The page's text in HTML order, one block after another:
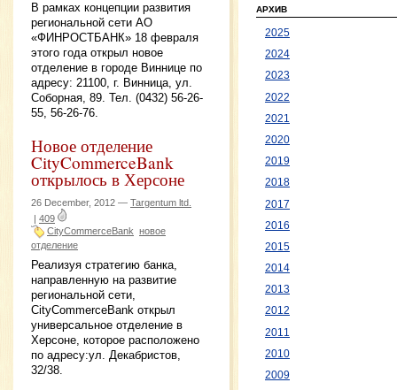
В рамках концепции развития
региональной сети АО
«ФИНРОСТБАНК» 18 февраля
этого года открыл новое
отделение в городе Виннице по
адресу: 21100, г. Винница, ул.
Соборная, 89. Тел. (0432) 56-26-
55, 56-26-76.
Новое отделение
CityCommerceBank
открылось в Херсоне
26 December, 2012 — Targentum ltd.
| 409
CityCommerceBank новое
отделение
Реализуя стратегию банка,
направленную на развитие
региональной сети,
CityCommerceBank открыл
универсальное отделение в
Херсоне, которое расположено
по адресу:ул. Декабристов,
32/38.
АРХИВ
2025
2024
2023
2022
2021
2020
2019
2018
2017
2016
2015
2014
2013
2012
2011
2010
2009